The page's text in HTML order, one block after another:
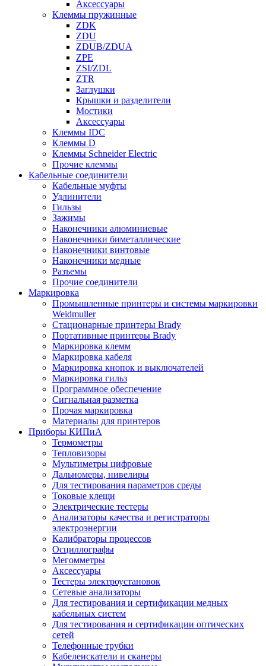
Аксессуары
Клеммы пружинные
ZDK
ZDU
ZDUB/ZDUA
ZPE
ZSI/ZDL
ZTR
Заглушки
Крышки и разделители
Мостики
Аксессуары
Клеммы IDC
Клеммы D
Клеммы Schneider Electric
Прочие клеммы
Кабельные соединители
Кабельные муфты
Удлинители
Гильзы
Зажимы
Наконечники алюминиевые
Наконечники биметаллические
Наконечники винтовые
Наконечники медные
Разъемы
Прочие соединители
Маркировка
Промышленные принтеры и системы маркировки
Weidmuller
Стационарные принтеры Brady
Портативные принтеры Brady
Маркировка клемм
Маркировка кабеля
Маркировка кнопок и выключателей
Маркировка гильз
Программное обеспечение
Сигнальная разметка
Прочая маркировка
Материалы для принтеров
Приборы КИПиА
Термометры
Тепловизоры
Мультиметры цифровые
Дальномеры, нивелиры
Для тестирования параметров среды
Токовые клещи
Электрические тестеры
Анализаторы качества и регистраторы
электроэнергии
Калибраторы процессов
Осциллографы
Мегомметры
Аксессуары
Тестеры электроустановок
Сетевые анализаторы
Для тестирования и сертификации медных
кабельных систем
Для тестирования и сертификации оптических
сетей
Телефонные трубки
Кабелеискатели и сканеры